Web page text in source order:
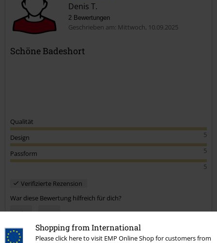
Shopping from International
Please click here to visit EMP Online Shop for customers from
Denis T.
2 Bewertungen
Geschrieben am: Mittwoch, 10.09.2025
Schöne Badeshort
Qualität
5
Design
5
Passform
5
Verifizierte Rezension
War diese Bewertung hilfreich für dich?